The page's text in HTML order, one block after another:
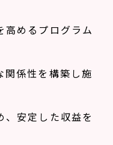
高めるプログラム
関係性を構築し施
、安定した収益を